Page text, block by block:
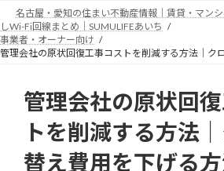
ン
テ
ン
ビ
ゲ
ー
名古屋・愛知の住まい不動産情報｜賃貸・マン
しWi-Fi回線まとめ｜SUMULIFEあいち
事業者・オーナー向け
管理会社の原状回復工事コストを削減する方法｜ク
管理会社の原状回
トを削減する方法
替え費用を下げる